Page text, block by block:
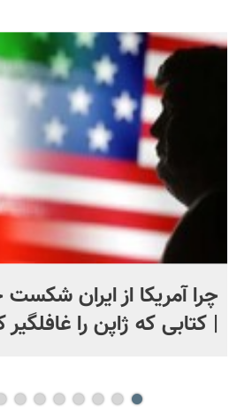
قسطی
باشگاه
چرا آمریکا از ایران شکست
| کتابی که ژاپن را غافلگیر